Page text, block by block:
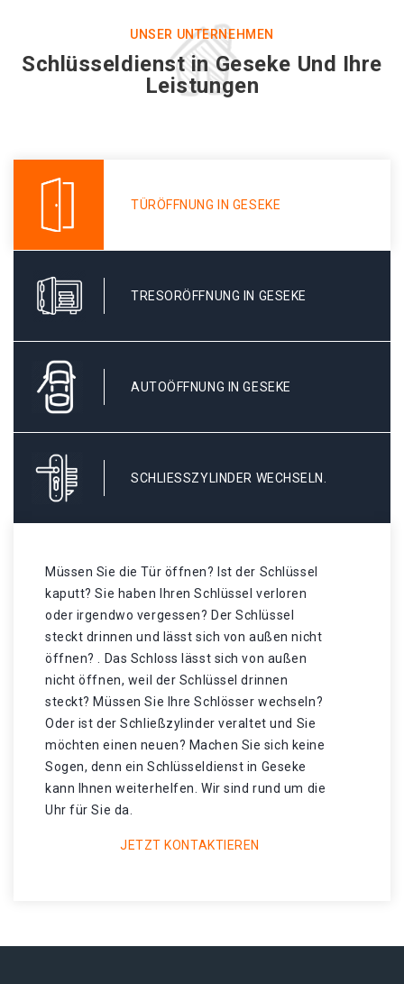
UNSER UNTERNEHMEN
Schlüsseldienst in Geseke Und Ihre
Leistungen
TÜRÖFFNUNG IN GESEKE
TRESORÖFFNUNG IN GESEKE
AUTOÖFFNUNG IN GESEKE
SCHLIESSZYLINDER WECHSELN.
Müssen Sie die Tür öffnen? Ist der Schlüssel
kaputt? Sie haben Ihren Schlüssel verloren
oder irgendwo vergessen? Der Schlüssel
steckt drinnen und lässt sich von außen nicht
öffnen? . Das Schloss lässt sich von außen
nicht öffnen, weil der Schlüssel drinnen
steckt? Müssen Sie Ihre Schlösser wechseln?
Oder ist der Schließzylinder veraltet und Sie
möchten einen neuen? Machen Sie sich keine
Sogen, denn ein Schlüsseldienst in Geseke
kann Ihnen weiterhelfen. Wir sind rund um die
Uhr für Sie da.
JETZT KONTAKTIEREN